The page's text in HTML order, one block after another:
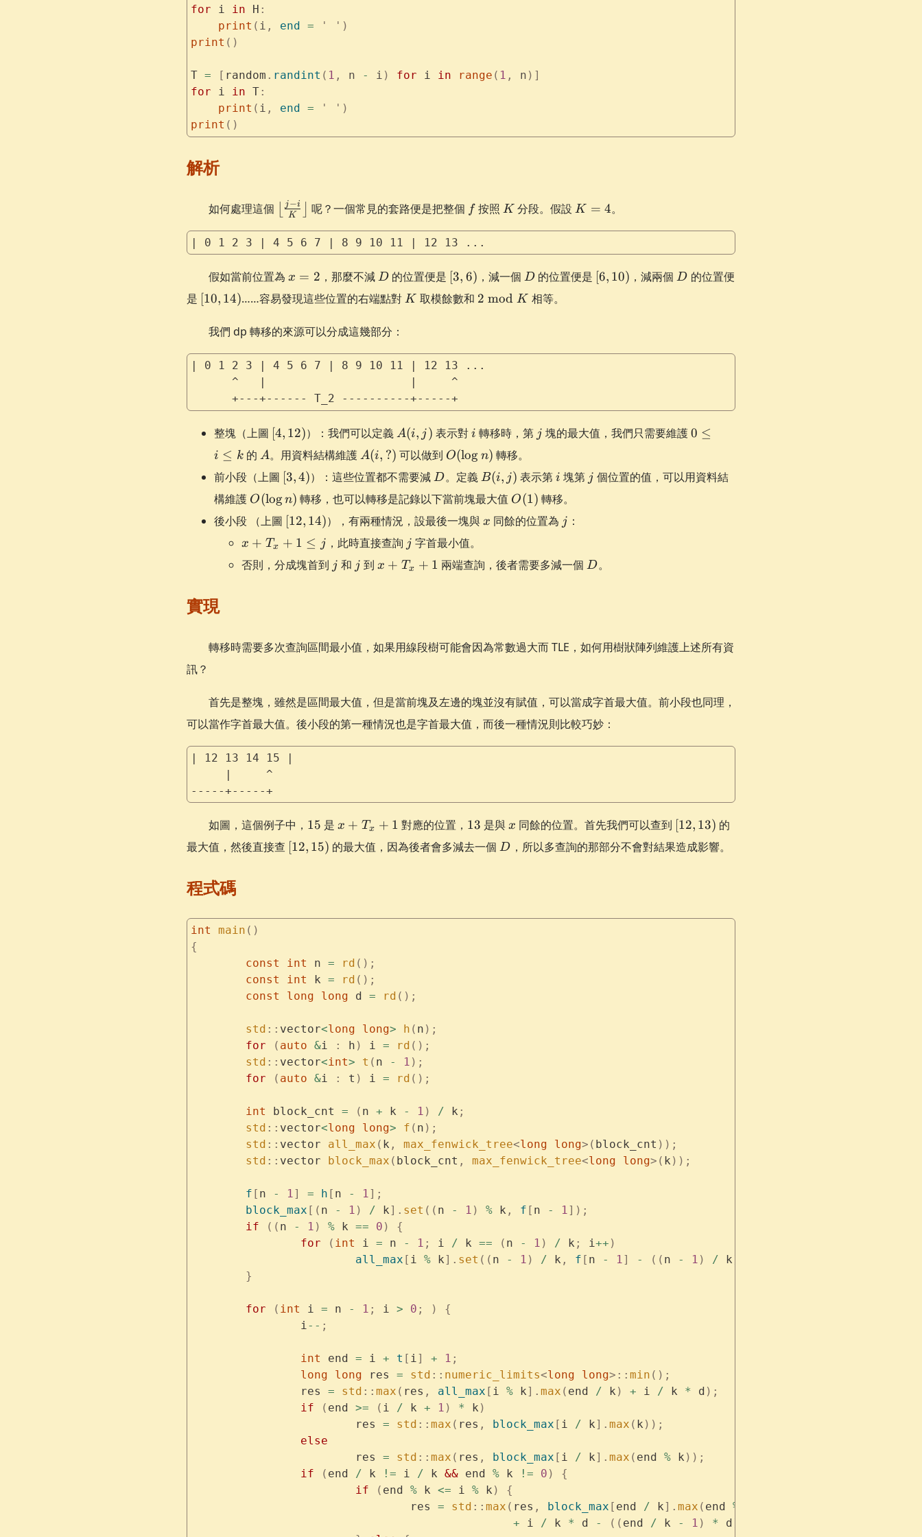
for i in H :
    print
( i , end = ' ' )
print ()
T = [ random . randint ( 1 , n - i ) for i in range ( 1 , n )]
for i in T:
    print
( i , end = ' ' )
print ()
解析
如何處理這個 \left\lfloor\frac{j
- i}
{K}\right\rfloor
K
j −i 呢？一個常見的套路便是把整個 ff按照 K
K 分段。假設K
K = 4。
| 0 1 2 3 | 4 5 6 7 | 8 9 10 11 | 12 13 ...
假如當前位置為 x
2
x = 2 ，那麼不減 D
D 的位置便是 [3,
6)
[3, 6) ，減一個 D
D 的位置便是 [6,
10)
[6, 10) ，減兩個D
D 的位置便
是 [10,
14)
[10, 14)……容易發現這些位置的右端點對K
K 取模餘數和 2
2 mod K 相等。
我們 dp 轉移的來源可以分成這幾部分：
| 0 1 2 3 | 4 5 6 7 | 8 9 10 11 | 12 13 ...
      ^   |                     |     ^
      +---+------ T_2 ----------+-----+
整塊（上圖 [4,
12)
[4, 12)）：我們可以定義 A(i,
A(i, j) 表示對i
i 轉移時，第 jj 塊的最大值，我們只需要維護0
\le
0 ≤
i ≤ k 的 A
A。用資料結構維護 A(i,
A(i, ?) 可以做到 O(\log
O(log n) 轉移。
前小段（上圖 [3,
4)
[3,4)）：這些位置都不需要減D
D。定義 B(i,
B(i, j) 表示第i
i 塊第 j
j 個位置的值，可以用資料結
構維護 O(\log
O(logn) 轉移，也可以轉移是記錄以下當前塊最大值 O(1)
O(1) 轉移。
後小段 （上圖 [12,
14)
[12, 14)），有兩種情況，設最後一塊與x
x 同餘的位置為 j
j ：
x +
+ 1
x + Tx + 1 ≤ j ，此時直接查詢 jj 字首最小值。
否則，分成塊首到 jj 和 j
j 到x +
x + Tx + 1 兩端查詢，後者需要多減一個D
D。
實現
轉移時需要多次查詢區間最小值，如果用線段樹可能會因為常數過大而 TLE，如何用樹狀陣列維護上述所有資
訊？
首先是整塊，雖然是區間最大值，但是當前塊及左邊的塊並沒有賦值，可以當成字首最大值。前小段也同理，
可以當作字首最大值。後小段的第一種情況也是字首最大值，而後一種情況則比較巧妙：
| 12 13 14 15 |
     |     ^
-----+-----+
如圖，這個例子中， 15
15 是 x +
T_x
+ 1
x + Tx + 1 對應的位置， 13
13 是與 x
x 同餘的位置。首先我們可以查到 [12,
13)
[12, 13) 的
最大值，然後直接查 [12,
15)
[12, 15) 的最大值，因為後者會多減去一個D
D ，所以多查詢的那部分不會對結果造成影響。
程式碼
int main ()
{
	const
int n = rd ();
	const
int k = rd ();
	const
long long d = rd ();
	std
:: vector<long long> h ( n );
	for
( auto &i : h ) i = rd ();
	std
:: vector<int> t ( n - 1 );
	for
( auto &i : t ) i = rd ();
	int
block_cnt = ( n + k - 1 ) / k ;
	std
:: vector<long long> f ( n );
	std
:: vector all_max ( k , max_fenwick_tree<long long>( block_cnt ));
	std
:: vector block_max ( block_cnt , max_fenwick_tree<long long>( k ));
	f
[ n - 1] = h [ n - 1];
	block_max
[( n - 1 ) / k]. set (( n - 1 ) % k , f [ n - 1]);
	if
(( n - 1 ) % k == 0 )
{
		for
( int i = n - 1 ; i / k == ( n - 1 ) / k ; i++ )
			all_max
[ i % k]. set (( n - 1 ) / k , f [ n - 1] - (( n - 1 ) / k
	}
	for
( int i = n - 1 ; i > 0 ; )
{
		i
-- ;
		int
end = i + t [ i] + 1 ;
		long
long res = std :: numeric_limits<long long>:: min ();
		res
= std :: max ( res , all_max [ i % k]. max ( end / k ) + i / k * d );
		if
( end >= ( i / k + 1 ) * k )
			res
= std :: max ( res , block_max [ i / k]. max ( k ));
		else
			res
= std :: max ( res , block_max [ i / k]. max ( end % k ));
		if
( end / k != i / k && end % k != 0 )
{
			if
( end % k <= i % k )
{
				res
= std :: max ( res , block_max [ end / k]. max ( end %
					       +
i / k * d - (( end / k - 1 ) * d